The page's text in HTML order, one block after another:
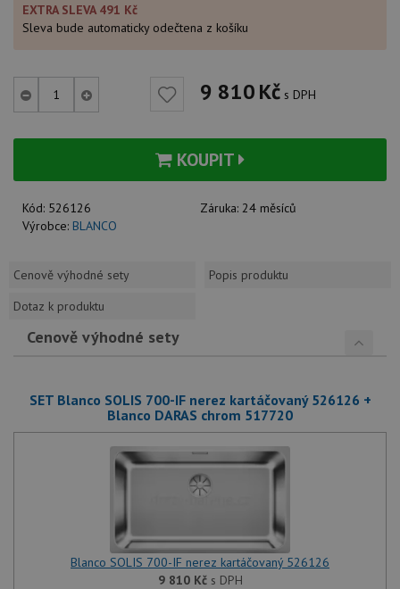
EXTRA SLEVA 491 Kč
Sleva bude automaticky odečtena z košíku
9 810Kč s DPH
KOUPIT
Kód: 526126 Záruka: 24 měsíců
Výrobce: BLANCO
Cenově výhodné sety
Popis produktu
Dotaz k produktu
Cenově výhodné sety
SET Blanco SOLIS 700-IF nerez kartáčovaný 526126 +
Blanco DARAS chrom 517720
Blanco SOLIS 700-IF nerez kartáčovaný 526126
9 810 Kčs DPH